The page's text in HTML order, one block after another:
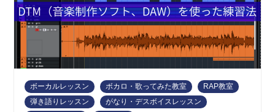
ボーカルレッスン ボカロ・歌ってみた教室
RAP教室
弾き語りレッスン
がなり・デスボイスレッスン